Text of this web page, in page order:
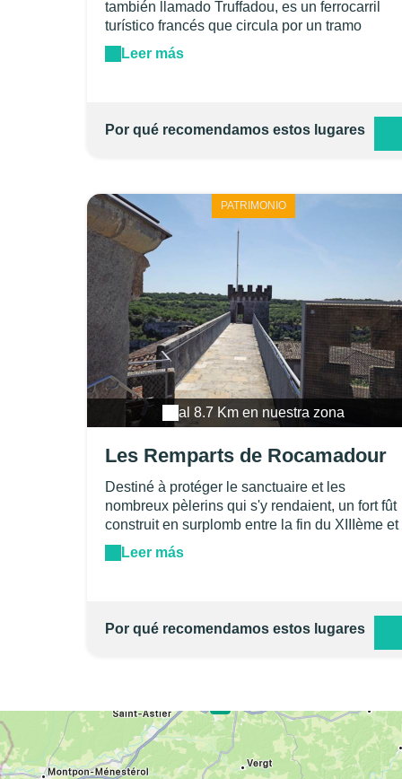
también llamado Truffadou, es un ferrocarril
turístico francés que circula por un tramo
restante de la línea que antiguamente unía
Martel con Saint-Denis-près-Martel en el
para un viaje de 1 hora a lo largo del
acantilado, descubriendo los paisajes del
Leer más
Por qué recomendamos estos lugares
PATRIMONIO
al 8.7 Km en nuestra zona
Les Remparts de Rocamadour
Destiné à protéger le sanctuaire et les
nombreux pèlerins qui s'y rendaient, un fort fût
construit en surplomb entre la fin du XIIIème et
le début du XIVème siècle. Il est encore
aujourd'hui possible d'en visiter les remparts.
Leer más
Por qué recomendamos estos lugares